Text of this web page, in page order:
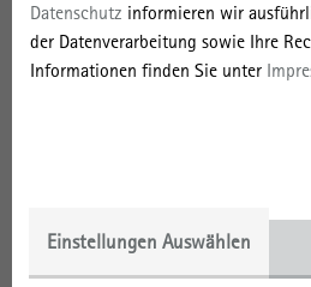
Datenschutz informieren wir
der Datenverarbeitung sowie Ihre
Informationen finden Sie unter
Einstellungen Auswählen
24. Juni 2020 | Ausgewählte Publikation
Mehr Lastenräder, weniger
Über 300 Expertinnen und Experten
haben sich in einer
ausgesprochen, zur Verringerung